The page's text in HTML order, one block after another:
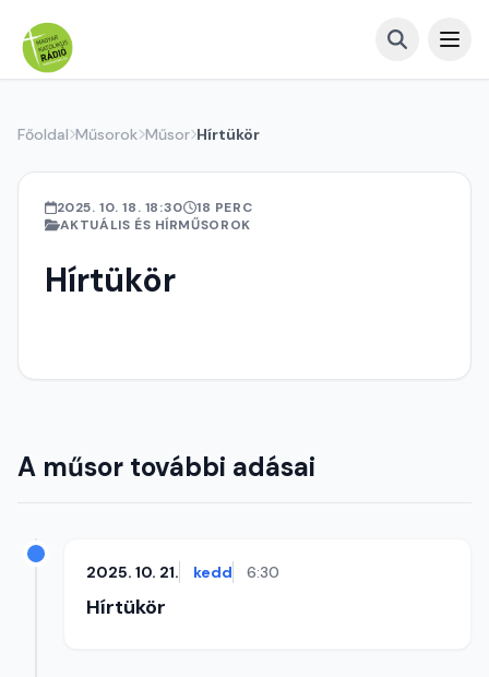
Főoldal Műsorok Műsor Hírtükör
2025. 10. 18. 18:30
18 PERC
AKTUÁLIS ÉS HÍRMŰSOROK
Hírtükör
A műsor további adásai
2025. 10. 21. kedd 6:30
Hírtükör